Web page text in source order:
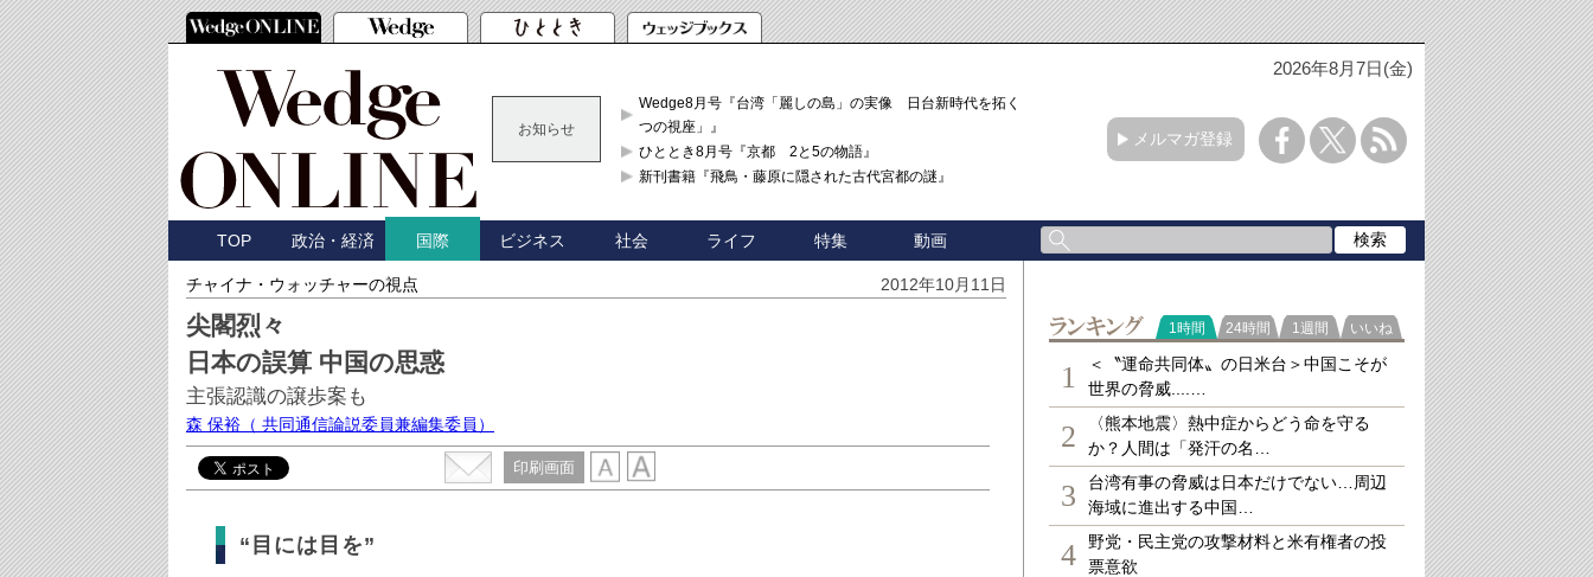
2026年8月7日(金)
お知らせ
Wedge8月号『台湾「麗しの島」の実像 日台新時代を拓く「3
つの視座」』
ひととき8月号『京都 2と5の物語』
新刊書籍『飛鳥・藤原に隠された古代宮都の謎』
メルマガ登録
TOP 政治・経済 国際 ビジネス 社会 ライフ 特集 動画
チャイナ・ウォッチャーの視点 2012年10月11日
尖閣烈々
日本の誤算 中国の思惑
主張認識の譲歩案も
森 保裕 （ 共同通信論説委員兼編集委員）
印刷画面
“目には目を”
ランキング
1時間 24時間 1週間 いいね
1
＜〝運命共同体〟の日米台＞中国こそが
世界の脅威....…
2
〈熊本地震〉熱中症からどう命を守る
か？人間は「発汗の名…
3
台湾有事の脅威は日本だけでない…周辺
海域に進出する中国…
4
野党・民主党の攻撃材料と米有権者の投
票意欲